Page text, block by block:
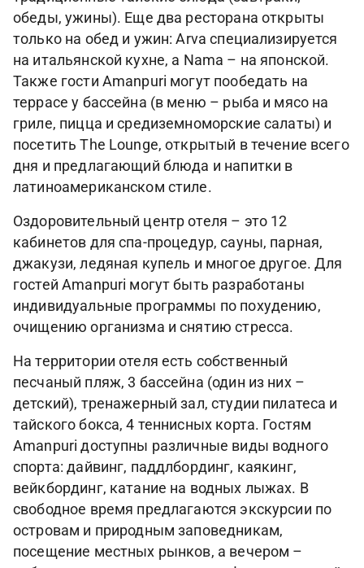
обеды, ужины). Еще два ресторана открыты
только на обед и ужин: Arva специализируется
на итальянской кухне, а Nama – на японской.
Также гости Amanpuri могут пообедать на
террасе у бассейна (в меню – рыба и мясо на
гриле, пицца и средиземноморские салаты) и
посетить The Lounge, открытый в течение всего
дня и предлагающий блюда и напитки в
латиноамериканском стиле.
Оздоровительный центр отеля – это 12
кабинетов для спа-процедур, сауны, парная,
джакузи, ледяная купель и многое другое. Для
гостей Amanpuri могут быть разработаны
индивидуальные программы по похудению,
очищению организма и снятию стресса.
На территории отеля есть собственный
песчаный пляж, 3 бассейна (один из них –
детский), тренажерный зал, студии пилатеса и
тайского бокса, 4 теннисных корта. Гостям
Amanpuri доступны различные виды водного
спорта: дайвинг, паддлбординг, каякинг,
вейкбординг, катание на водных лыжах. В
свободное время предлагаются экскурсии по
островам и природным заповедникам,
посещение местных рынков, а вечером –